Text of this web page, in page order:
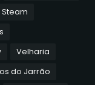
Steam
Velharia
do Jarrão